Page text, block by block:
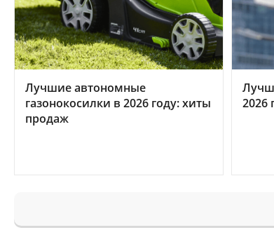
Лучшие автономные
газонокосилки в 2026 году: хиты
продаж
2026